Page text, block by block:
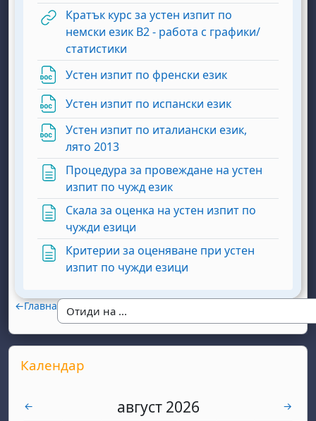
Кратък курс за устен изпит по
немски език В2 - работа с графики/
статистики
Устен изпит по френски език
Устен изпит по испански език
Устен изпит по италиански език,
лято 2013
Процедура за провеждане на устен
изпит по чужд езикСтраница
Скала за оценка на устен изпит по
чужди езици
Критерии за оценяване при устен
изпит по чужди езици
←Главна
Supplementary blocks
Прескочи Календар
Календар
← август 2026
→